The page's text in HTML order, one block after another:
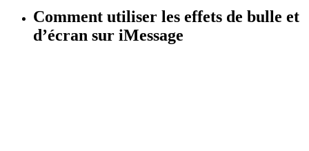
Comment utiliser les effets de bulle et
d’écran sur iMessage